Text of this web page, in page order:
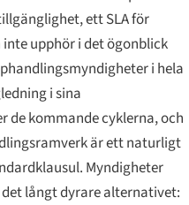
ett SLA för
upphör i det ögonblick
i hela
i sina
de kommande cyklerna, och
är ett naturligt
Myndigheter
långt dyrare alternativet: